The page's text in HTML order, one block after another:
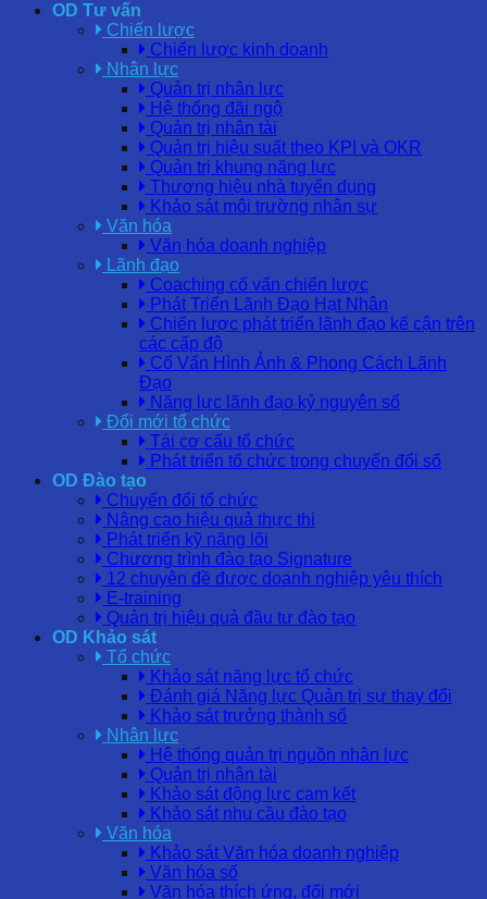
OD Tư vấn
Chiến lược
Chiến lược kinh doanh
Nhân lực
Quản trị nhân lực
Hệ thống đãi ngộ
Quản trị nhân tài
Quản trị hiệu suất theo KPI và OKR
Quản trị khung năng lực
Thương hiệu nhà tuyển dụng
Khảo sát môi trường nhân sự
Văn hóa
Văn hóa doanh nghiệp
Lãnh đạo
Coaching cố vấn chiến lược
Phát Triển Lãnh Đạo Hạt Nhân
Chiến lược phát triển lãnh đạo kế cận trên
các cấp độ
Cố Vấn Hình Ảnh & Phong Cách Lãnh
Đạo
Năng lực lãnh đạo kỷ nguyên số
Đổi mới tổ chức
Tái cơ cấu tổ chức
Phát triển tổ chức trong chuyển đổi số
OD Đào tạo
Chuyển đổi tổ chức
Nâng cao hiệu quả thực thi
Phát triển kỹ năng lõi
Chương trình đào tạo Signature
12 chuyên đề được doanh nghiệp yêu thích
E-training
Quản trị hiệu quả đầu tư đào tạo
OD Khảo sát
Tổ chức
Khảo sát năng lực tổ chức
Đánh giá Năng lực Quản trị sự thay đổi
Khảo sát trưởng thành số
Nhân lực
Hệ thống quản trị nguồn nhân lực
Quản trị nhân tài
Khảo sát động lực cam kết
Khảo sát nhu cầu đào tạo
Văn hóa
Khảo sát Văn hóa doanh nghiệp
Văn hóa số
Văn hóa thích ứng, đổi mới